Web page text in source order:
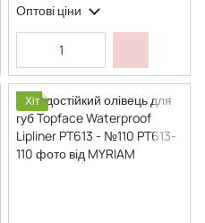
Оптові ціни
Хіт